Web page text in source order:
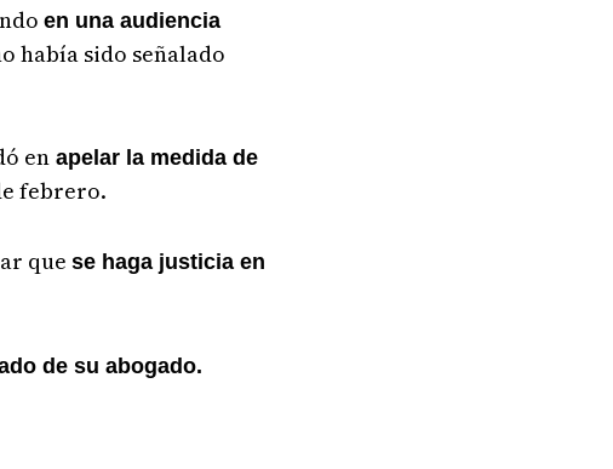
en una audiencia
había sido señalado
en apelar la medida de
febrero.
quese haga justicia en
de su abogado.